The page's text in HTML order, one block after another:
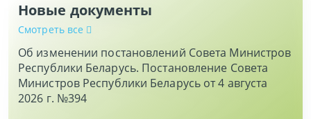
Новые документы
Смотреть все
Об изменении постановлений Совета Министров
Республики Беларусь. Постановление Совета
Министров Республики Беларусь от 4 августа
2026 г. №394